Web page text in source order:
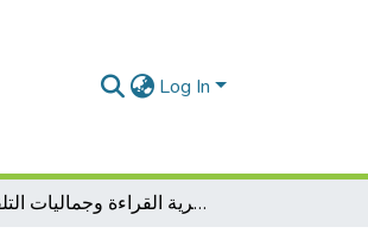
Log In
الخطاب الشعري الجاهلي في ضوء نظرية القراءة وجماليات التلقي